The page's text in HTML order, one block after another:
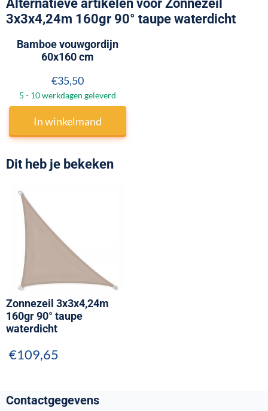
Alternatieve artikelen voor Zonnezeil
3x3x4,24m 160gr 90° taupe waterdicht
Bamboe vouwgordijn
60x160 cm
Prijs: 35,50
€35,50
5 - 10 werkdagen geleverd
In winkelmand
Dit heb je bekeken
Zonnezeil 3x3x4,24m
160gr 90° taupe
waterdicht
€109,65
Contactgegevens